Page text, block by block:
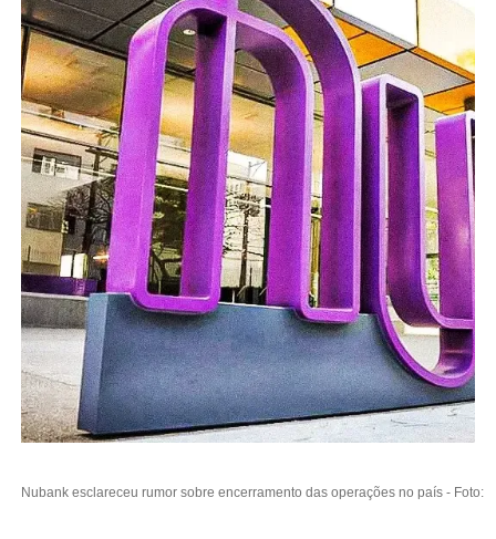
Nubank esclareceu rumor sobre encerramento das operações no país - Foto: